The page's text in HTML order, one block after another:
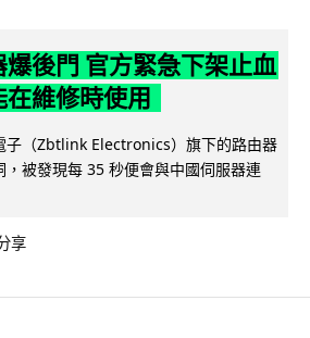
後門 官方緊急下架止血
維修時使用
子（Zbtlink Electronics）旗下的路由器
，被發現每 35 秒便會與中國伺服器連
享